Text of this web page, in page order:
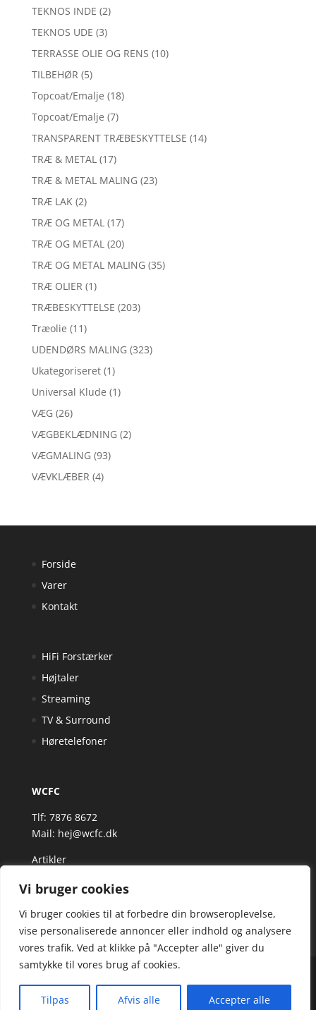
Vi bruger cookies
Vi bruger cookies til at forbedre din browseroplevelse,
vise personaliserede annoncer eller indhold og analysere
vores trafik. Ved at klikke på "Accepter alle" giver du
samtykke til vores brug af cookies.
Tilpas Afvis alle Accepter alle
TEKNOS INDE (2)
TEKNOS UDE (3)
TERRASSE OLIE OG RENS (10)
TILBEHØR (5)
Topcoat/Emalje (18)
Topcoat/Emalje (7)
TRANSPARENT TRÆBESKYTTELSE (14)
TRÆ & METAL (17)
TRÆ & METAL MALING (23)
TRÆ LAK (2)
TRÆ OG METAL (17)
TRÆ OG METAL (20)
TRÆ OG METAL MALING (35)
TRÆ OLIER (1)
TRÆBESKYTTELSE (203)
Træolie (11)
UDENDØRS MALING (323)
Ukategoriseret (1)
Universal Klude (1)
VÆG (26)
VÆGBEKLÆDNING (2)
VÆGMALING (93)
VÆVKLÆBER (4)
Forside
Varer
Kontakt
HiFi Forstærker
Højtaler
Streaming
TV & Surround
Høretelefoner
WCFC
Tlf: 7876 8672
Mail: hej@wcfc.dk
Artikler
spændende varer. Siden er et affiiliatesite, og nogle